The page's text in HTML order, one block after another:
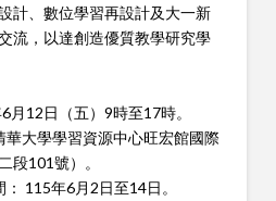
計、數位學習再設計及大一新
流，以達創造優質教學研究學
月12日（五）9時至17時。
華大學學習資源中心旺宏館國際
段101號）。
115年6月2日至14日。